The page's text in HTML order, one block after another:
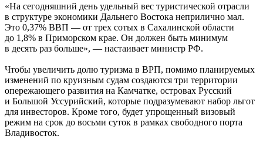
«На сегодняшний день удельный вес туристической отрасли
в структуре экономики Дальнего Востока неприлично мал.
Это 0,37% ВВП — от трех сотых в Сахалинской области
до 1,8% в Приморском крае. Он должен быть минимум
в десять раз больше», — настаивает министр РФ.
Чтобы увеличить долю туризма в ВРП, помимо планируемых
изменений по круизным судам создаются три территории
опережающего развития на Камчатке, островах Русский
и Большой Уссурийский, которые подразумевают набор льгот
для инвесторов. Кроме того, будет упрощенный визовый
режим на срок до восьми суток в рамках свободного порта
Владивосток.